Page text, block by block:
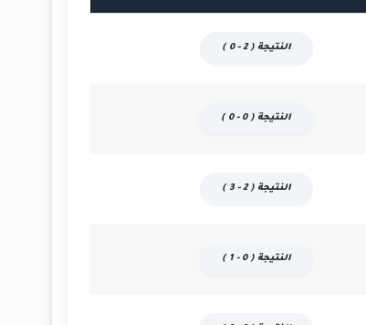
النتيجة ( 2 - 0 )
النتيجة ( 0 - 0 )
النتيجة ( 2 - 3 )
النتيجة ( 0 - 1 )